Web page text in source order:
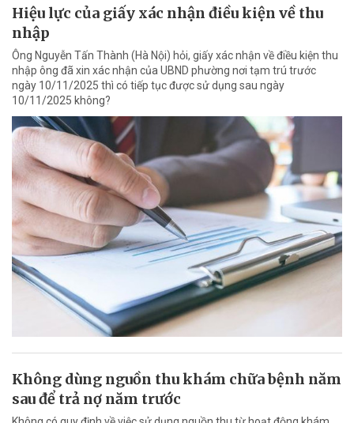
Hiệu lực của giấy xác nhận điều kiện về thu
nhập
Ông Nguyễn Tấn Thành (Hà Nội) hỏi, giấy xác nhận về điều kiện thu
nhập ông đã xin xác nhận của UBND phường nơi tạm trú trước
ngày 10/11/2025 thì có tiếp tục được sử dụng sau ngày
10/11/2025 không?
Không dùng nguồn thu khám chữa bệnh năm
sau để trả nợ năm trước